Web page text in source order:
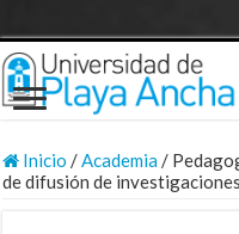
Inicio /Academia/
de difusión de